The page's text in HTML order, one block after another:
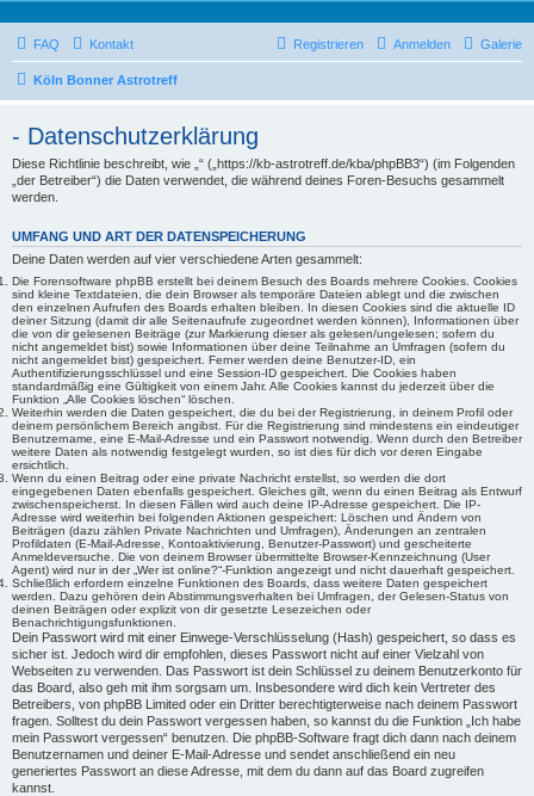
Galerie
FAQ Kontakt Anmelden
Registrieren
Köln Bonner Astrotreff
- Datenschutzerklärung
Diese Richtlinie beschreibt, wie „“ („https://kb-astrotreff.de/kba/phpBB3“) (im Folgenden
„der Betreiber“) die Daten verwendet, die während deines Foren-Besuchs gesammelt
werden.
UMFANG UND ART DER DATENSPEICHERUNG
Deine Daten werden auf vier verschiedene Arten gesammelt:
Die Forensoftware phpBB erstellt bei deinem Besuch des Boards mehrere Cookies. Cookies
sind kleine Textdateien, die dein Browser als temporäre Dateien ablegt und die zwischen
den einzelnen Aufrufen des Boards erhalten bleiben. In diesen Cookies sind die aktuelle ID
deiner Sitzung (damit dir alle Seitenaufrufe zugeordnet werden können), Informationen über
die von dir gelesenen Beiträge (zur Markierung dieser als gelesen/ungelesen; sofern du
nicht angemeldet bist) sowie Informationen über deine Teilnahme an Umfragen (sofern du
nicht angemeldet bist) gespeichert. Ferner werden deine Benutzer-ID, ein
Authentifizierungsschlüssel und eine Session-ID gespeichert. Die Cookies haben
standardmäßig eine Gültigkeit von einem Jahr. Alle Cookies kannst du jederzeit über die
Funktion „Alle Cookies löschen“ löschen.
Weiterhin werden die Daten gespeichert, die du bei der Registrierung, in deinem Profil oder
deinem persönlichem Bereich angibst. Für die Registrierung sind mindestens ein eindeutiger
Benutzername, eine E-Mail-Adresse und ein Passwort notwendig. Wenn durch den Betreiber
weitere Daten als notwendig festgelegt wurden, so ist dies für dich vor deren Eingabe
ersichtlich.
Wenn du einen Beitrag oder eine private Nachricht erstellst, so werden die dort
eingegebenen Daten ebenfalls gespeichert. Gleiches gilt, wenn du einen Beitrag als Entwurf
zwischenspeicherst. In diesen Fällen wird auch deine IP-Adresse gespeichert. Die IP-
Adresse wird weiterhin bei folgenden Aktionen gespeichert: Löschen und Ändern von
Beiträgen (dazu zählen Private Nachrichten und Umfragen), Änderungen an zentralen
Profildaten (E-Mail-Adresse, Kontoaktivierung, Benutzer-Passwort) und gescheiterte
Anmeldeversuche. Die von deinem Browser übermittelte Browser-Kennzeichnung (User
Agent) wird nur in der „Wer ist online?“-Funktion angezeigt und nicht dauerhaft gespeichert.
Schließlich erfordern einzelne Funktionen des Boards, dass weitere Daten gespeichert
werden. Dazu gehören dein Abstimmungsverhalten bei Umfragen, der Gelesen-Status von
deinen Beiträgen oder explizit von dir gesetzte Lesezeichen oder
Benachrichtigungsfunktionen.
Dein Passwort wird mit einer Einwege-Verschlüsselung (Hash) gespeichert, so dass es
sicher ist. Jedoch wird dir empfohlen, dieses Passwort nicht auf einer Vielzahl von
Webseiten zu verwenden. Das Passwort ist dein Schlüssel zu deinem Benutzerkonto für
das Board, also geh mit ihm sorgsam um. Insbesondere wird dich kein Vertreter des
Betreibers, von phpBB Limited oder ein Dritter berechtigterweise nach deinem Passwort
fragen. Solltest du dein Passwort vergessen haben, so kannst du die Funktion „Ich habe
mein Passwort vergessen“ benutzen. Die phpBB-Software fragt dich dann nach deinem
Benutzernamen und deiner E-Mail-Adresse und sendet anschließend ein neu
generiertes Passwort an diese Adresse, mit dem du dann auf das Board zugreifen
kannst.